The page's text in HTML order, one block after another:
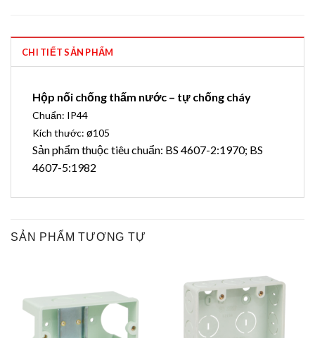
CHI TIẾT SẢN PHẨM
Hộp nối chống thấm nước – tự chống cháy
Chuẩn: IP44
Kích thước: ø105
Sản phẩm thuộc tiêu chuẩn: BS 4607-2:1970; BS
4607-5:1982
SẢN PHẨM TƯƠNG TỰ